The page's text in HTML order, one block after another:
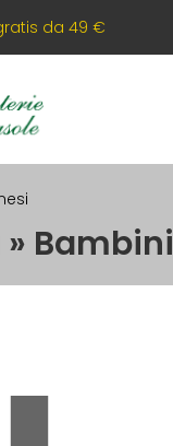
da 49 €
» Bambini